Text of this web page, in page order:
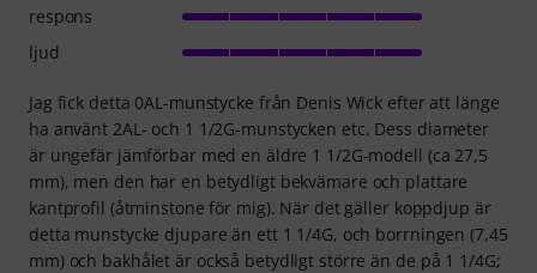
Jag fick detta 0AL-munstycke från Denis Wick efter att länge
ha använt 2AL- och 1 1/2G-munstycken etc. Dess diameter
är ungefär jämförbar med en äldre 1 1/2G-modell (ca 27,5
mm), men den har en betydligt bekvämare och plattare
kantprofil (åtminstone för mig). När det gäller koppdjup är
detta munstycke djupare än ett 1 1/4G, och borrningen (7,45
mm) och bakhålet är också betydligt större än de på 1 1/4G;
respons
ljud